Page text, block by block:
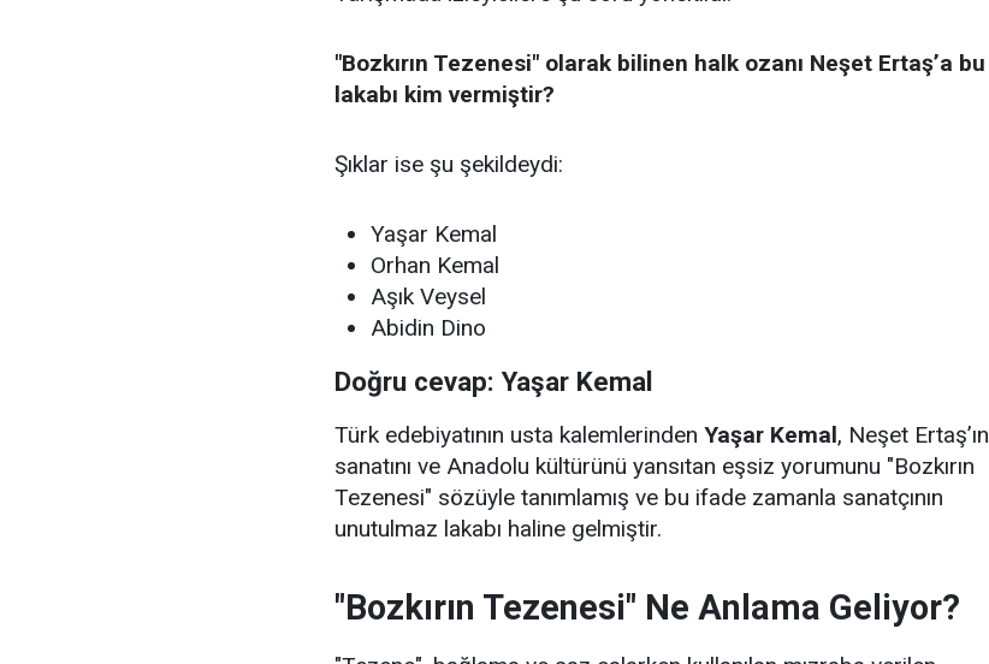
"Bozkırın Tezenesi" olarak bilinen halk ozanı Neşet Ertaş’a bu
lakabı kim vermiştir?
Şıklar ise şu şekildeydi:
Yaşar Kemal
Orhan Kemal
Aşık Veysel
Abidin Dino
Doğru cevap: Yaşar Kemal
Türk edebiyatının usta kalemlerinden Yaşar Kemal, Neşet Ertaş’ın
sanatını ve Anadolu kültürünü yansıtan eşsiz yorumunu "Bozkırın
Tezenesi" sözüyle tanımlamış ve bu ifade zamanla sanatçının
unutulmaz lakabı haline gelmiştir.
"Bozkırın Tezenesi" Ne Anlama Geliyor?